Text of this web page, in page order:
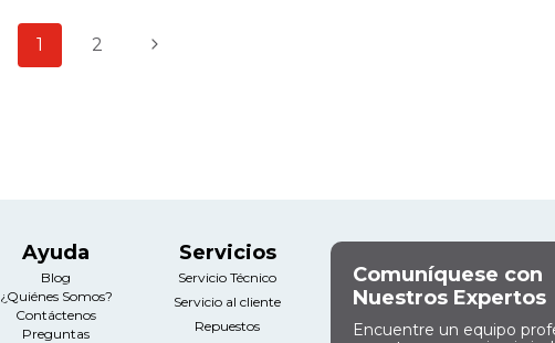
1 2
Siguiente
Ayuda
Blog
¿Quiénes Somos?
Contáctenos
Preguntas
Servicios
Servicio Técnico
Servicio al cliente
Repuestos
Comuníquese con
Nuestros Expertos
Encuentre un equipo